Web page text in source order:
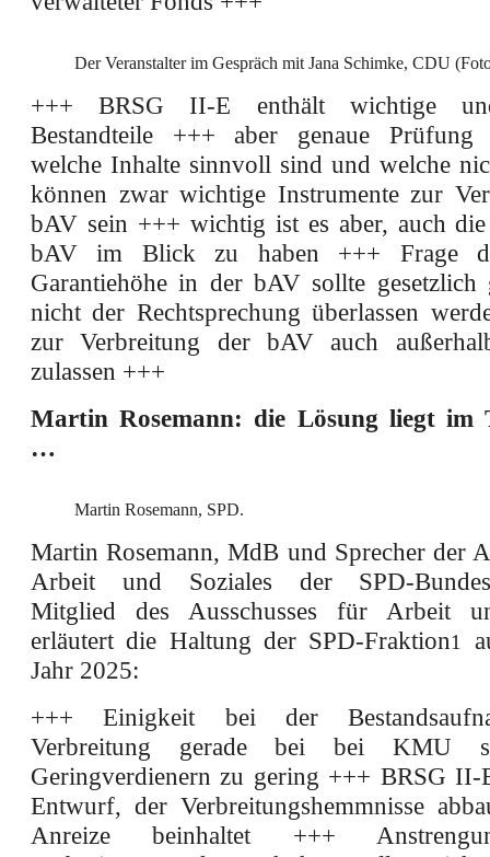
Der Veranstalter im Gespräch mit Jana Schimke, CDU
+++ BRSG II-E enthält wichtige
Bestandteile +++ aber genaue Prüfung
welche Inhalte sinnvoll sind und welche
können zwar wichtige Instrumente zur
bAV sein +++ wichtig ist es aber, auch die
bAV im Blick zu haben +++ Frage
Garantiehöhe in der bAV sollte gesetzlich
nicht der Rechtsprechung überlassen
zur Verbreitung der bAV auch
zulassen +++
Martin Rosemann: die Lösung liegt im
…
Martin Rosemann, SPD.
Martin Rosemann, MdB und Sprecher der
Arbeit und Soziales der SPD-
Mitglied des Ausschusses für Arbeit
erläutert die Haltung der SPD-Fraktion1
Jahr 2025:
+++ Einigkeit bei der
Verbreitung gerade bei bei KMU
Geringverdienern zu gering +++ BRSG II-
Entwurf, der Verbreitungshemmnisse
Anreize beinhaltet +++